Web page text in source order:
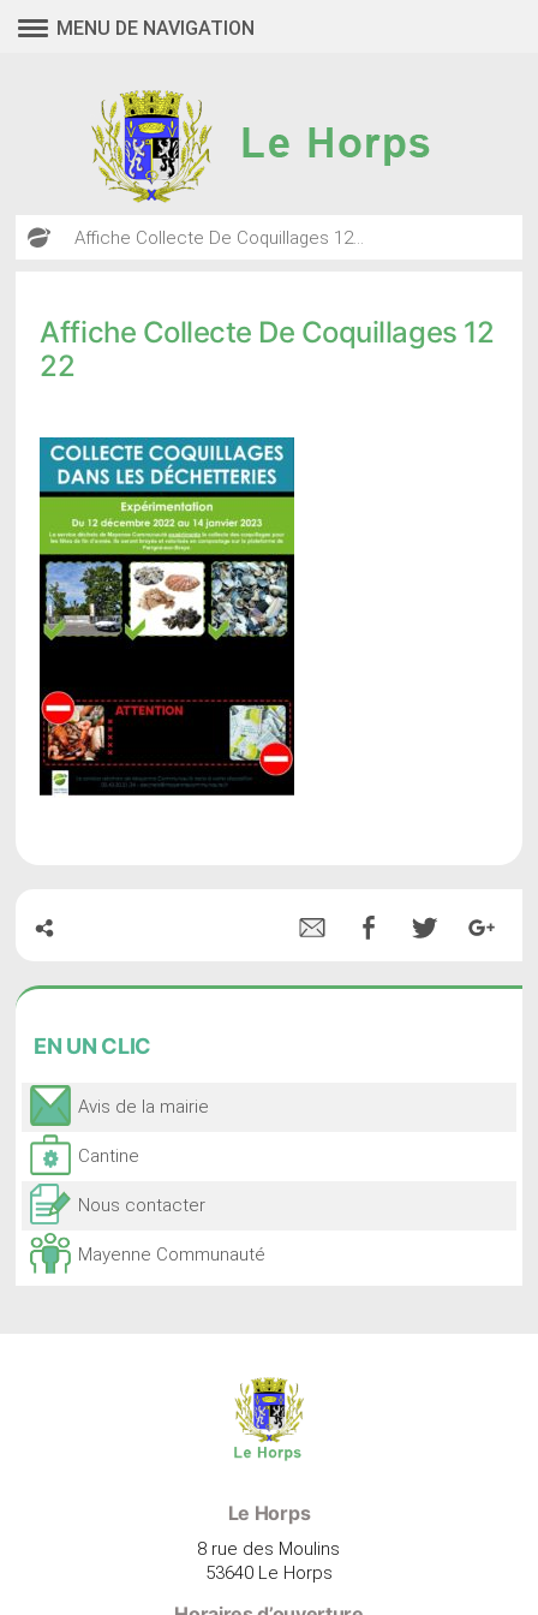
MENU DE NAVIGATION
Affiche Collecte De Coquillages 12...
Affiche Collecte De Coquillages 12
22
EN UN CLIC
Avis de la mairie
Cantine
Nous contacter
Mayenne Communauté
Le Horps
8 rue des Moulins
53640 Le Horps